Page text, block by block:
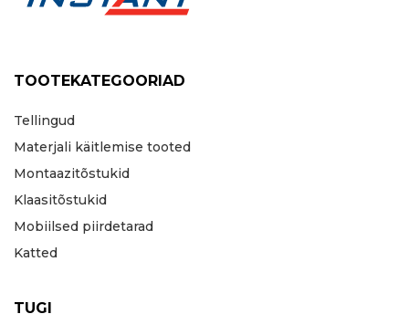
TOOTEKATEGOORIAD
Tellingud
Materjali käitlemise tooted
Montaazitõstukid
Klaasitõstukid
Mobiilsed piirdetarad
Katted
TUGI